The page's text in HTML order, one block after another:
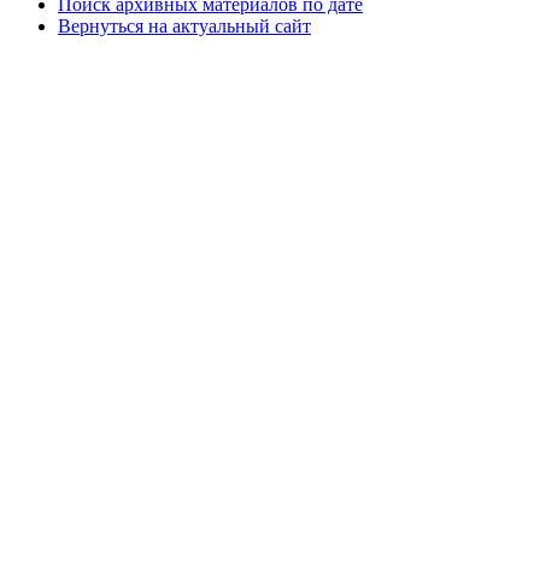
Поиск архивных материалов по дате
Вернуться на актуальный сайт